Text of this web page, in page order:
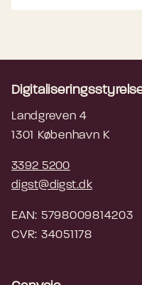
Landgreven 4
1301 København K
3392 5200
digst@digst.dk
EAN: 5798009814203
CVR: 34051178